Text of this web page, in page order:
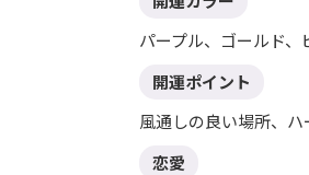
パープル、ゴールド、
開運ポイント
風通しの良い場所、
恋愛